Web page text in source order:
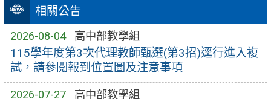
相關公告
2026-08-04 高中部教學組
115學年度第3次代理教師甄選(第3招)逕行進入複
試，請參閱報到位置圖及注意事項
2026-07-27 高中部教學組